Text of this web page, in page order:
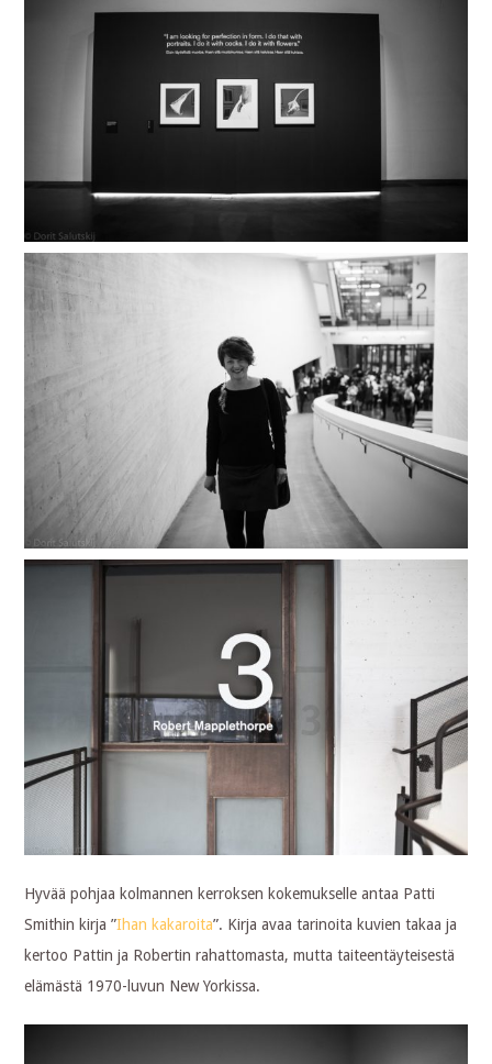
Hyvää pohjaa kolmannen kerroksen kokemukselle antaa Patti
Smithin kirja ”Ihan kakaroita”. Kirja avaa tarinoita kuvien takaa ja
kertoo Pattin ja Robertin rahattomasta, mutta taiteentäyteisestä
elämästä 1970-luvun New Yorkissa.